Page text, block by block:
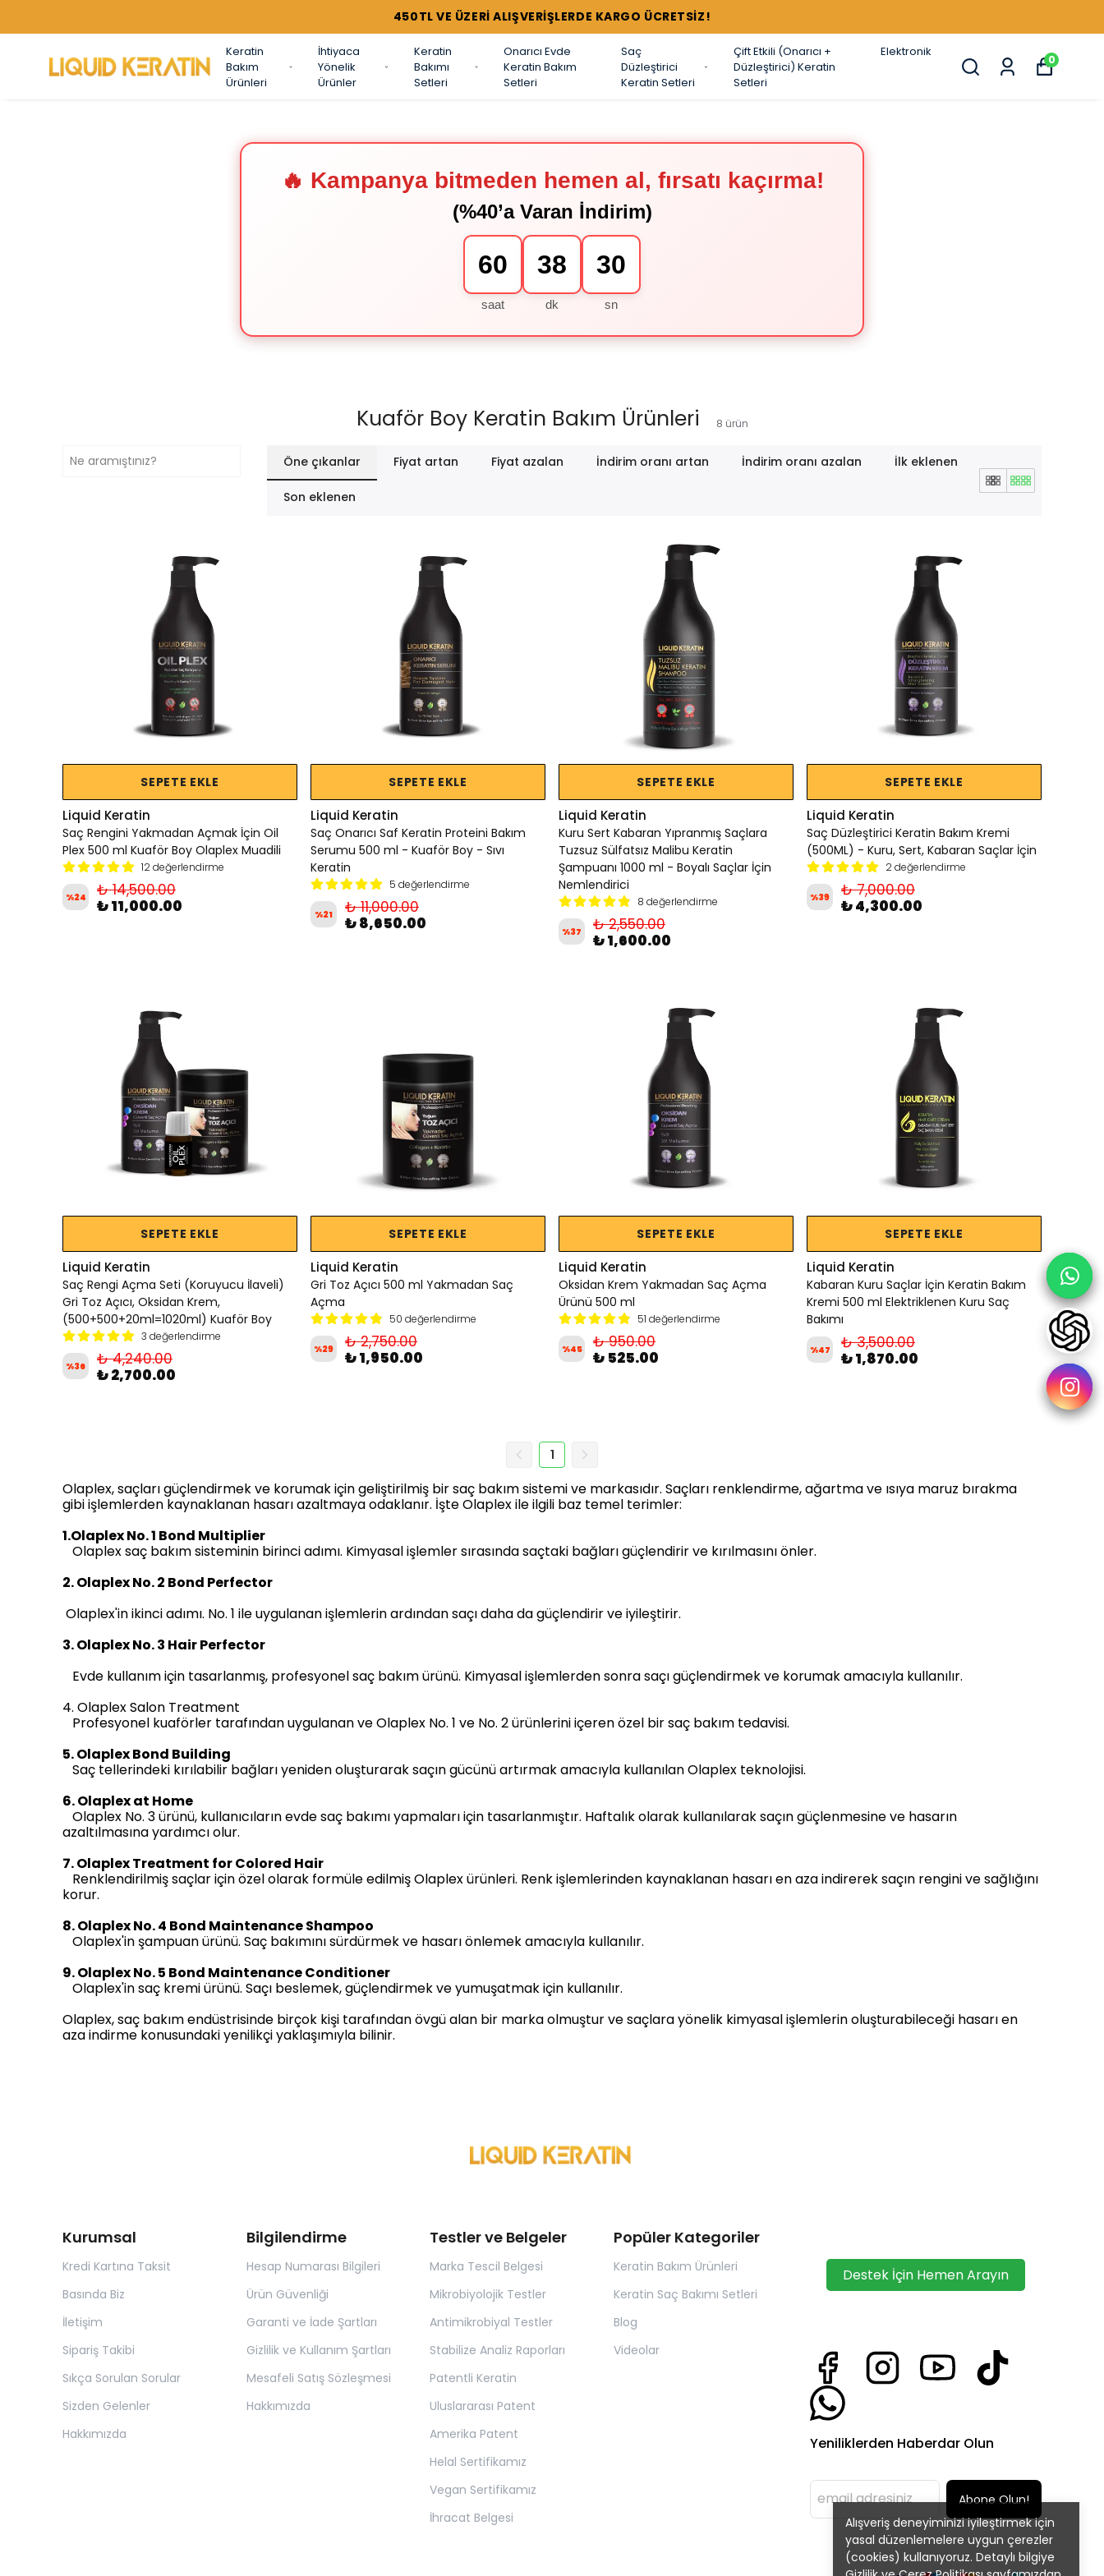
450TL VE ÜZERİ ALIŞVERİŞLERDE KARGO ÜCRETSİZ!
Keratin
Bakım
Ürünleri
İhtiyaca
Yönelik
Ürünler
Keratin
Bakımı
Setleri
Onarıcı Evde
Keratin Bakım
Setleri
Saç
Düzleştirici
Keratin Setleri
Çift Etkili (Onarıcı +
Düzleştirici) Keratin
Setleri
Elektronik
0
Alışveriş deneyiminizi iyileştirmek için
yasal düzenlemelere uygun çerezler
(cookies) kullanıyoruz. Detaylı bilgiye
🔥 Kampanya bitmeden hemen al, fırsatı kaçırma!
(%40’a Varan İndirim)
60
saat
38
dk
30
sn
Kuaför Boy Keratin Bakım Ürünleri 8 ürün
Öne çıkanlar Fiyat artan Fiyat azalan İndirim oranı artan İndirim oranı azalan İlk eklenen
Son eklenen
SEPETE EKLE
Liquid Keratin
Saç Rengini Yakmadan Açmak İçin Oil
Plex 500 ml Kuaför Boy Olaplex Muadili
12 değerlendirme
%24
₺ 14,500.00
₺ 11,000.00
SEPETE EKLE
Liquid Keratin
Saç Onarıcı Saf Keratin Proteini Bakım
Serumu 500 ml - Kuaför Boy - Sıvı
Keratin
5 değerlendirme
%21
₺ 11,000.00
₺ 8,650.00
SEPETE EKLE
Liquid Keratin
Kuru Sert Kabaran Yıpranmış Saçlara
Tuzsuz Sülfatsız Malibu Keratin
Şampuanı 1000 ml - Boyalı Saçlar İçin
Nemlendirici
8 değerlendirme
%37
₺ 2,550.00
₺ 1,600.00
SEPETE EKLE
Liquid Keratin
Saç Düzleştirici Keratin Bakım Kremi
(500ML) - Kuru, Sert, Kabaran Saçlar İçin
2 değerlendirme
%39
₺ 7,000.00
₺ 4,300.00
SEPETE EKLE
Liquid Keratin
Saç Rengi Açma Seti (Koruyucu İlaveli)
Gri Toz Açıcı, Oksidan Krem,
(500+500+20ml=1020ml) Kuaför Boy
3 değerlendirme
%36
₺ 4,240.00
₺ 2,700.00
SEPETE EKLE
Liquid Keratin
Gri Toz Açıcı 500 ml Yakmadan Saç
Açma
50 değerlendirme
%29
₺ 2,750.00
₺ 1,950.00
SEPETE EKLE
Liquid Keratin
Oksidan Krem Yakmadan Saç Açma
Ürünü 500 ml
51 değerlendirme
%45
₺ 950.00
₺ 525.00
SEPETE EKLE
Liquid Keratin
Kabaran Kuru Saçlar İçin Keratin Bakım
Kremi 500 ml Elektriklenen Kuru Saç
Bakımı
%47
₺ 3,500.00
₺ 1,870.00
1
Olaplex, saçları güçlendirmek ve korumak için geliştirilmiş bir saç bakım sistemi ve markasıdır. Saçları renklendirme, ağartma ve ısıya maruz bırakma
gibi işlemlerden kaynaklanan hasarı azaltmaya odaklanır. İşte Olaplex ile ilgili baz temel terimler:
1.Olaplex No. 1 Bond Multiplier
Olaplex saç bakım sisteminin birinci adımı. Kimyasal işlemler sırasında saçtaki bağları güçlendirir ve kırılmasını önler.
2. Olaplex No. 2 Bond Perfector
Olaplex'in ikinci adımı. No. 1 ile uygulanan işlemlerin ardından saçı daha da güçlendirir ve iyileştirir.
3. Olaplex No. 3 Hair Perfector
Evde kullanım için tasarlanmış, profesyonel saç bakım ürünü. Kimyasal işlemlerden sonra saçı güçlendirmek ve korumak amacıyla kullanılır.
4. Olaplex Salon Treatment
Profesyonel kuaförler tarafından uygulanan ve Olaplex No. 1 ve No. 2 ürünlerini içeren özel bir saç bakım tedavisi.
5. Olaplex Bond Building
Saç tellerindeki kırılabilir bağları yeniden oluşturarak saçın gücünü artırmak amacıyla kullanılan Olaplex teknolojisi.
6. Olaplex at Home
Olaplex No. 3 ürünü, kullanıcıların evde saç bakımı yapmaları için tasarlanmıştır. Haftalık olarak kullanılarak saçın güçlenmesine ve hasarın
azaltılmasına yardımcı olur.
7. Olaplex Treatment for Colored Hair
Renklendirilmiş saçlar için özel olarak formüle edilmiş Olaplex ürünleri. Renk işlemlerinden kaynaklanan hasarı en aza indirerek saçın rengini ve sağlığını
korur.
8. Olaplex No. 4 Bond Maintenance Shampoo
Olaplex'in şampuan ürünü. Saç bakımını sürdürmek ve hasarı önlemek amacıyla kullanılır.
9. Olaplex No. 5 Bond Maintenance Conditioner
Olaplex'in saç kremi ürünü. Saçı beslemek, güçlendirmek ve yumuşatmak için kullanılır.
Olaplex, saç bakım endüstrisinde birçok kişi tarafından övgü alan bir marka olmuştur ve saçlara yönelik kimyasal işlemlerin oluşturabileceği hasarı en
aza indirme konusundaki yenilikçi yaklaşımıyla bilinir.
Kurumsal
Kredi Kartına Taksit
Basında Biz
İletişim
Sipariş Takibi
Sıkça Sorulan Sorular
Sizden Gelenler
Hakkımızda
Bilgilendirme
Hesap Numarası Bilgileri
Ürün Güvenliği
Garanti ve İade Şartları
Gizlilik ve Kullanım Şartları
Mesafeli Satış Sözleşmesi
Hakkımızda
Testler ve Belgeler
Marka Tescil Belgesi
Mikrobiyolojik Testler
Antimikrobiyal Testler
Stabilize Analiz Raporları
Patentli Keratin
Uluslararası Patent
Amerika Patent
Helal Sertifikamız
Vegan Sertifikamız
İhracat Belgesi
Popüler Kategoriler
Keratin Bakım Ürünleri
Keratin Saç Bakımı Setleri
Blog
Videolar
Destek İçin Hemen Arayın
Yeniliklerden Haberdar Olun
Abone Olun!